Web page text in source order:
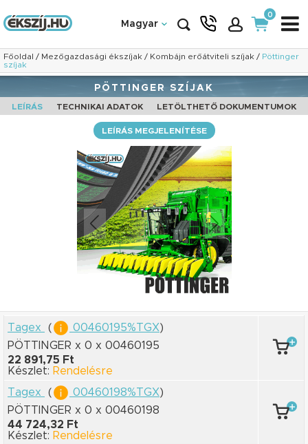
Magyar
0
Főoldal / Mezőgazdasági ékszíjak / Kombájn erőátviteli szíjak / Pöttinger
szíjak
PÖTTINGER SZÍJAK
LEÍRÁS TECHNIKAI ADATOK LETÖLTHETŐ DOKUMENTUMOK
LEÍRÁS MEGJELENÍTÉSE
Tagex ( 00460195%TGX)
PÖTTINGER x 0 x 00460195
22 891,75 Ft
Készlet: Rendelésre
Tagex
( 00460198%TGX)
PÖTTINGER x 0 x 00460198
44 724,32 Ft
Készlet: Rendelésre